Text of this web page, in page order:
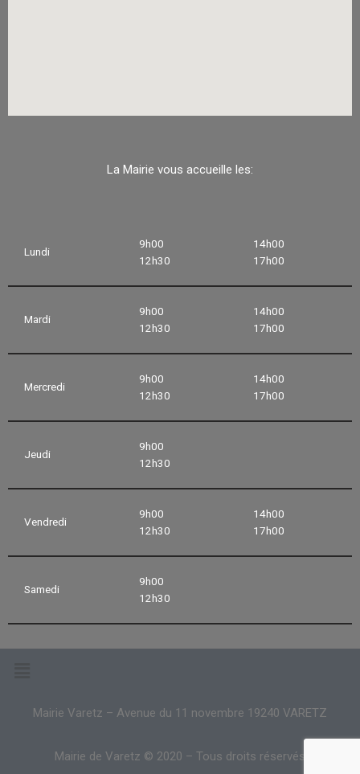
La Mairie vous accueille les:
Lundi
9h00
12h30
14h00
17h00
Mardi
9h00
12h30
14h00
17h00
Mercredi
9h00
12h30
14h00
17h00
Jeudi
9h00
12h30
Vendredi
9h00
12h30
14h00
17h00
Samedi
9h00
12h30
Mairie Varetz – Avenue du 11 novembre 19240 VARETZ
Mairie de Varetz © 2020 – Tous droits réservés